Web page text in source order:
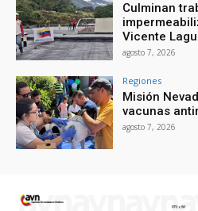
Culminan
Vicente
agosto 7, 2026
Regiones
Misión
vacunas
agosto 7, 2026